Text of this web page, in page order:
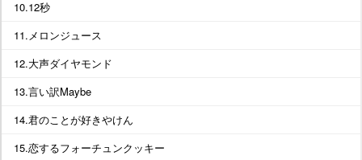
10.12秒
11.メロンジュース
12.大声ダイヤモンド
13.言い訳Maybe
14.君のことが好きやけん
15.恋するフォーチュンクッキー